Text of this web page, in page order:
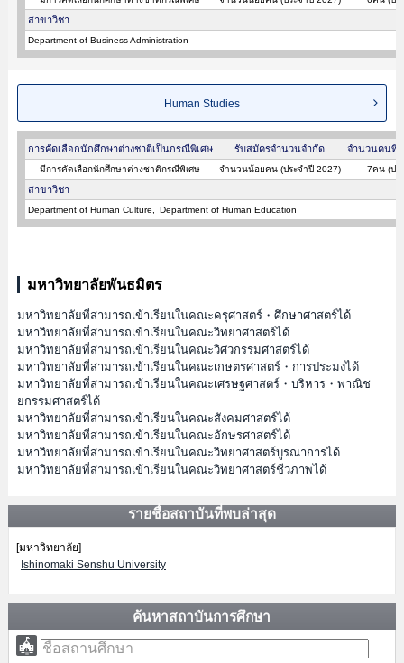
สาขาวิชา
Department of Business Administration
Human Studies
การคัดเลือกนักศึกษาต่างชาติเป็นกรณีพิเศษ รับสมัครจำนวนจำกัด จำนวนคนที่
มีการคัดเลือกนักศึกษาต่างชาติกรณีพิเศษ จำนวนน้อยคน (ประจำปี 2027) 7คน (ปร
สาขาวิชา
Department of Human Culture Department of Human Education
มหาวิทยาลัยพันธมิตร
มหาวิทยาลัยที่สามารถเข้าเรียนในคณะครุศาสตร์・ศึกษาศาสตร์ได้
มหาวิทยาลัยที่สามารถเข้าเรียนในคณะวิทยาศาสตร์ได้
มหาวิทยาลัยที่สามารถเข้าเรียนในคณะวิศวกรรมศาสตร์ได้
มหาวิทยาลัยที่สามารถเข้าเรียนในคณะเกษตรศาสตร์・การประมงได้
มหาวิทยาลัยที่สามารถเข้าเรียนในคณะเศรษฐศาสตร์・บริหาร・พาณิช
ยกรรมศาสตร์ได้
มหาวิทยาลัยที่สามารถเข้าเรียนในคณะสังคมศาสตร์ได้
มหาวิทยาลัยที่สามารถเข้าเรียนในคณะอักษรศาสตร์ได้
มหาวิทยาลัยที่สามารถเข้าเรียนในคณะวิทยาศาสตร์บูรณาการได้
มหาวิทยาลัยที่สามารถเข้าเรียนในคณะวิทยาศาสตร์ชีวภาพได้
รายชื่อสถาบันที่พบล่าสุด
[มหาวิทยาลัย]
Ishinomaki Senshu University
ค้นหาสถาบันการศึกษา